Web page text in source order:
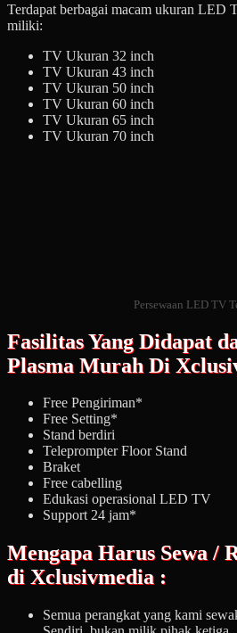
Terdapat berbagai macam ukuran LED
miliki:
TV Ukuran 32 inch
TV Ukuran 43 inch
TV Ukuran 50 inch
TV Ukuran 60 inch
TV Ukuran 65 inch
TV Ukuran 70 inch
Persewaan LED TV
Fasilitas Yang Didapat
Plasma Murah Di
Free Pengiriman*
Free Setting*
Stand berdiri
Teleprompter Floor Stand
Braket
Free cabelling
Edukasi operasional LED TV
Support 24 jam*
Mengapa Harus Sewa /
di Xclusivmedia :
Semua perangkat yang kami